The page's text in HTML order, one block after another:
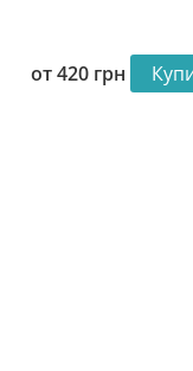
от420 грн